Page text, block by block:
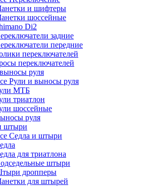
и шифтеры
шоссейные
Di2
задние
передние
переключателей
переключателей
руля
Рули и выносы руля
МТБ
триатлон
шоссейные
руля
штыри
Седла и штыри
для триатлона
штыри
дропперы
для штырей